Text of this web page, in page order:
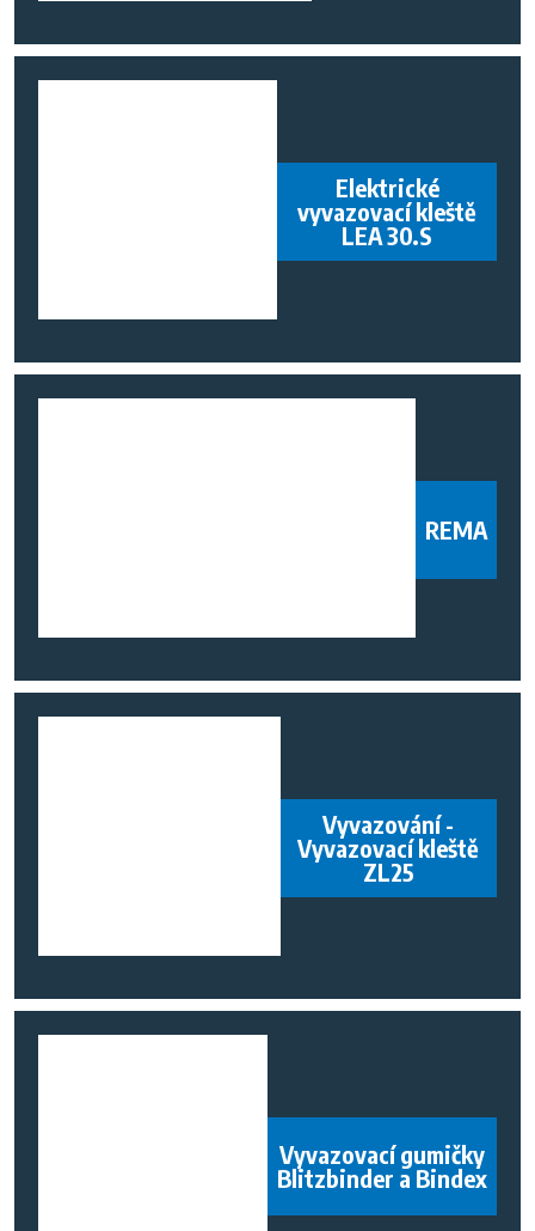
Elektrické
vyvazovací kleště
LEA 30.S
REMA
Vyvazování -
Vyvazovací kleště
ZL25
Vyvazovací gumičky
Blitzbinder a Bindex